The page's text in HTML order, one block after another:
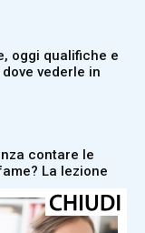
oggi qualifiche e
vederle in
contare le
La lezione